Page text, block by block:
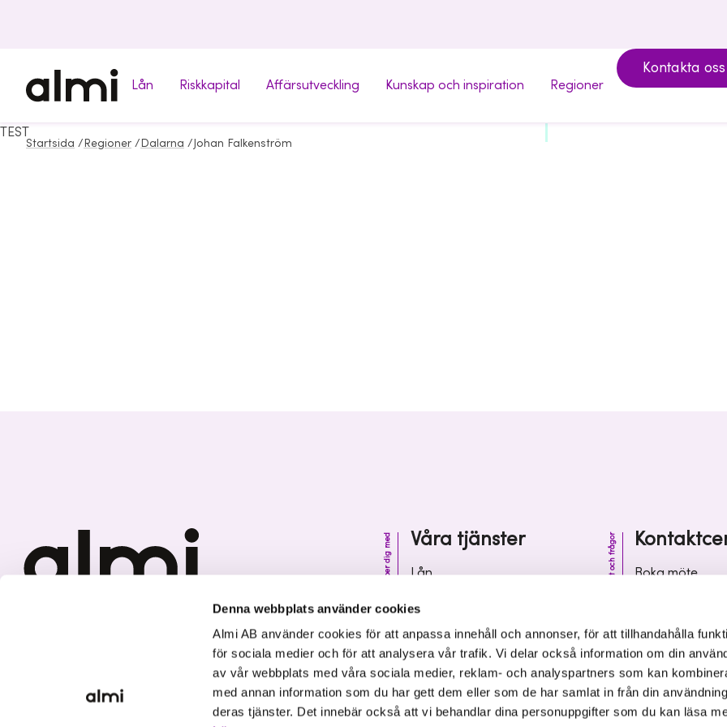
Denna webbplats använder cookies
Almi AB använder cookies för att anpassa innehåll och annonser, för att tillhandahålla
för sociala medier och för att analysera vår trafik. Vi delar också information om din
av vår webbplats med våra sociala medier, reklam- och analyspartners som kan
med annan information som du har gett dem eller som de har samlat in från din
deras tjänster. Det innebär också att vi behandlar dina personuppgifter som du kan läsa
Lån Riskkapital Affärsutveckling Kunskap och inspiration Regioner
Kontakta oss
Startsida / Regioner / Dalarna / Johan Falkenström
TEST
Våra tjänster
Vi hjälper dig med
Lån
Affärsutveckling
Kunskap och inspiration
Kontakt och frågor
Boka möte
Vanliga frågor